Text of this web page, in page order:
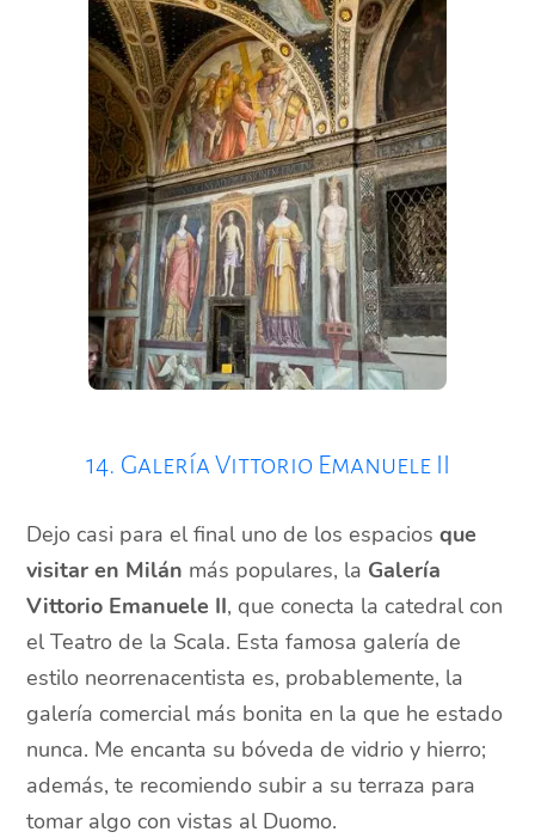
14. Galería Vittorio Emanuele II
Dejo casi para el final uno de los espacios que
visitar en Milán más populares, la Galería
Vittorio Emanuele II, que conecta la catedral con
el Teatro de la Scala. Esta famosa galería de
estilo neorrenacentista es, probablemente, la
galería comercial más bonita en la que he estado
nunca. Me encanta su bóveda de vidrio y hierro;
además, te recomiendo subir a su terraza para
tomar algo con vistas al Duomo.